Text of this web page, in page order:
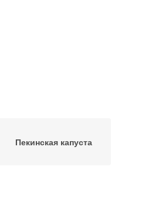
Пекинская капуста